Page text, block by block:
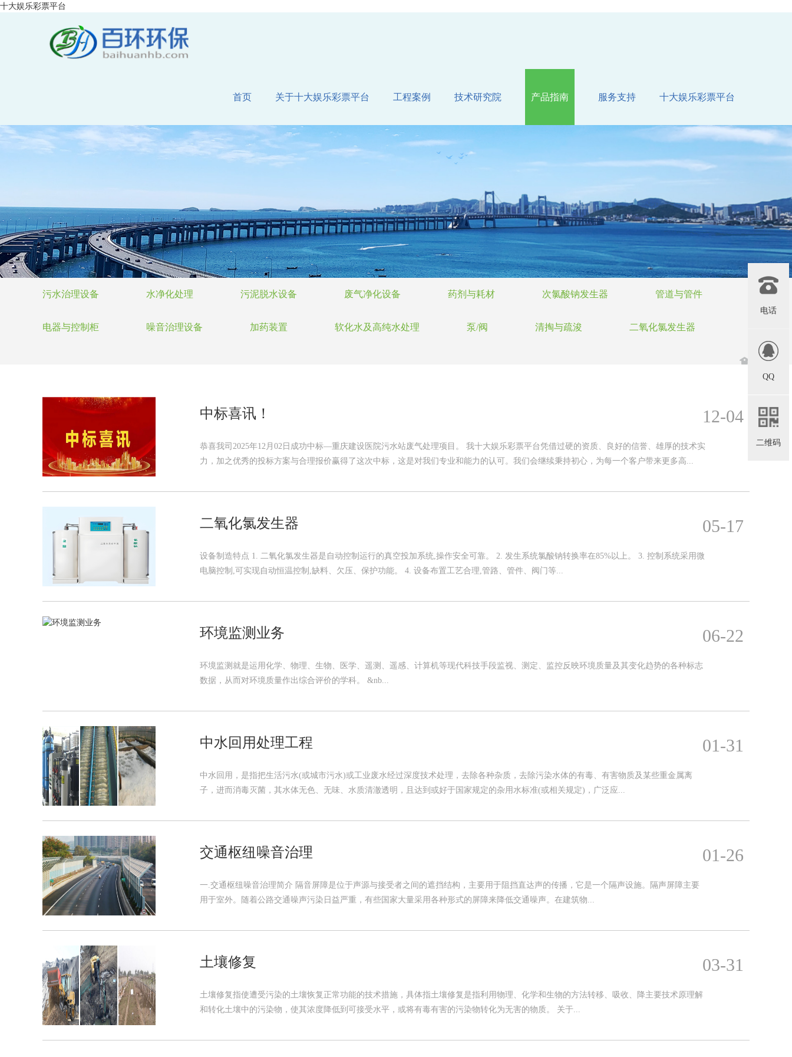
十大娱乐彩票平台
首页 关于十大娱乐彩票平台 工程案例 技术研究院 产品指南 服务支持 十大娱乐彩票平台
污水治理设备 水净化处理 污泥脱水设备 废气净化设备 药剂与耗材 次氯酸钠发生器 管道与管件
电器与控制柜 噪音治理设备 加药装置 软化水及高纯水处理 泵/阀 清掏与疏浚 二氧化氯发生器
中标喜讯！
恭喜我司2025年12月02日成功中标—重庆建设医院污水站废气处理项目。 我十大娱乐彩票平台凭借过硬的资质、良好的信誉、雄厚的技术实
力，加之优秀的投标方案与合理报价赢得了这次中标，这是对我们专业和能力的认可。我们会继续秉持初心，为每一个客户带来更多高...
12-04
二氧化氯发生器
设备制造特点 1. 二氧化氯发生器是自动控制运行的真空投加系统,操作安全可靠。 2. 发生系统氯酸钠转换率在85%以上。 3. 控制系统采用微
电脑控制,可实现自动恒温控制,缺料、欠压、保护功能。 4. 设备布置工艺合理,管路、管件、阀门等...
05-17
环境监测业务
环境监测就是运用化学、物理、生物、医学、遥测、遥感、计算机等现代科技手段监视、测定、监控反映环境质量及其变化趋势的各种标志
数据，从而对环境质量作出综合评价的学科。 &nb...
06-22
中水回用处理工程
中水回用，是指把生活污水(或城市污水)或工业废水经过深度技术处理，去除各种杂质，去除污染水体的有毒、有害物质及某些重金属离
子，进而消毒灭菌，其水体无色、无味、水质清澈透明，且达到或好于国家规定的杂用水标准(或相关规定)，广泛应...
01-31
交通枢纽噪音治理
一.交通枢纽噪音治理简介 隔音屏障是位于声源与接受者之间的遮挡结构，主要用于阻挡直达声的传播，它是一个隔声设施。隔声屏障主要
用于室外。随着公路交通噪声污染日益严重，有些国家大量采用各种形式的屏障来降低交通噪声。在建筑物...
01-26
土壤修复
土壤修复指使遭受污染的土壤恢复正常功能的技术措施，具体指土壤修复是指利用物理、化学和生物的方法转移、吸收、降主要技术原理解
和转化土壤中的污染物，使其浓度降低到可接受水平，或将有毒有害的污染物转化为无害的物质。 关于...
03-31
电话
QQ
二维码